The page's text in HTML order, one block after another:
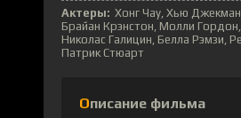
Актеры: Хонг Чау, Хью
Брайан Крэнстон, Молли
Николас Галицин, Белла Рэмзи,
Патрик Стюарт
Описание фильма